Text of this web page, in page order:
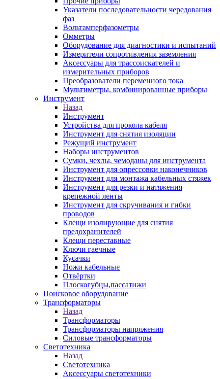
Указатели последовательности чередования
фаз
Вольтамперфазометры
Омметры
Оборудование для диагностики и испытаний
Измерители сопротивления заземления
Аксессуары для трассоискателей и
измерительных приборов
Преобразователи переменного тока
Мультиметры, комбинированные приборы
Инструмент
Назад
Инструмент
Устройства для прокола кабеля
Инструмент для снятия изоляции
Режущий инструмент
Наборы инструментов
Сумки, чехлы, чемоданы для инструмента
Инструмент для опрессовки наконечников
Инструмент для монтажа кабельных стяжек
Инструмент для резки и натяжения
крепежной ленты
Инструмент для скручивания и гибки
проводов
Клещи изолирующие для снятия
предохранителей
Клещи переставные
Ключи гаечные
Кусачки
Ножи кабельные
Отвёртки
Плоскогубцы,пассатижи
Поисковое оборудование
Трансформаторы
Назад
Трансформаторы
Трансформаторы напряжения
Силовые трансформаторы
Светотехника
Назад
Светотехника
Аксессуары светотехники